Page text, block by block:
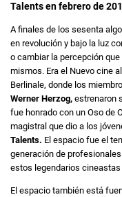
Talents en febrero de
A finales de los sesenta
en revolución y bajo la luz
o cambiar la percepción
mismos. Era el Nuevo cine
Berlinale, donde los
Werner Herzog, estrenaron
fue honrado con un Oso de
magistral que dio a los
Talents. El espacio fue el
generación de
estos legendarios
El espacio también está